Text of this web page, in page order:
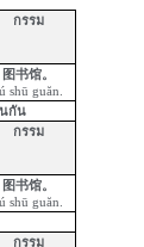
กรรม
图书馆。
shū guăn
กัน
กรรม
图书馆。
shū guăn
กรรม